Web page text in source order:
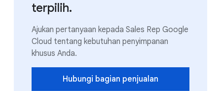
terpilih.
Ajukan pertanyaan kepada Sales Rep Google
Cloud tentang kebutuhan penyimpanan
khusus Anda.
Hubungi bagian penjualan